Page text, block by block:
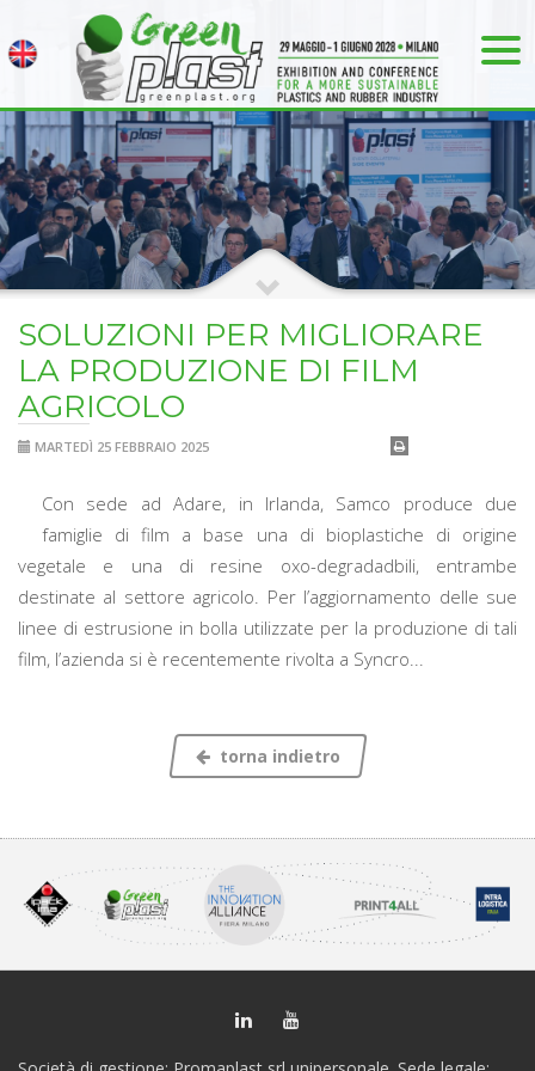
SOLUZIONI PER MIGLIORARE
LA PRODUZIONE DI FILM
AGRICOLO
MARTEDÌ 25 FEBBRAIO 2025
Con sede ad Adare, in Irlanda, Samco produce due
famiglie di film a base una di bioplastiche di origine
vegetale e una di resine oxo-degradadbili, entrambe
destinate al settore agricolo. Per l’aggiornamento delle sue
linee di estrusione in bolla utilizzate per la produzione di tali
film, l’azienda si è recentemente rivolta a Syncro...
torna indietro